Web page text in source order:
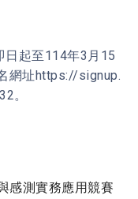
日起至114年3月15
網址https://signup.
。
感測實務應用競賽